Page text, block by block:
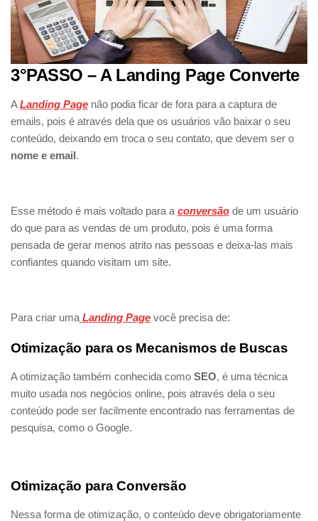
3°PASSO – A Landing Page Converte
ALanding Page não podia ficar de fora para a captura de
emails, pois é através dela que os usuários vão baixar o seu
conteúdo, deixando em troca o seu contato, que devem ser o
nome e email.
Esse método é mais voltado para a conversão de um usuário
do que para as vendas de um produto, pois é uma forma
pensada de gerar menos atrito nas pessoas e deixa-las mais
confiantes quando visitam um site.
Para criar uma Landing Page você precisa de:
Otimização para os Mecanismos de Buscas
A otimização também conhecida como SEO, é uma técnica
muito usada nos negócios online, pois através dela o seu
conteúdo pode ser facilmente encontrado nas ferramentas de
pesquisa, como o Google.
Otimização para Conversão
Nessa forma de otimização, o conteúdo deve obrigatoriamente